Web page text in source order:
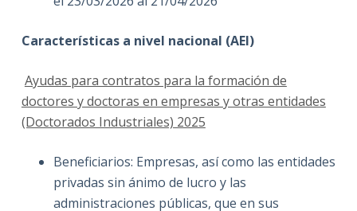
Características a nivel nacional (AEI)
Ayudas para contratos para la formación de
doctores y doctoras en empresas y otras entidades
(Doctorados Industriales) 2025
Beneficiarios: Empresas, así como las entidades
privadas sin ánimo de lucro y las
administraciones públicas, que en sus